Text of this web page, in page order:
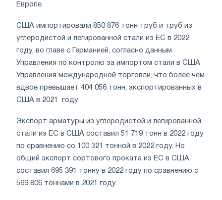
Европе.
США импортировали 850 876 тонн труб и труб из
углеродистой и легированной стали из ЕС в 2022
году, во главе с Германией, согласно данным
Управления по контролю за импортом стали в США
Управления международной торговли, что более чем
вдвое превышает 404 056 тонн, экспортированных в
США в 2021 году .
Экспорт арматуры из углеродистой и легированной
стали из ЕС в США составил 51 719 тонн в 2022 году
по сравнению со 100 321 тонной в 2022 году. Но
общий экспорт сортового проката из ЕС в США
составил 695 391 тонну в 2022 году по сравнению с
569 806 тоннами в 2021 году.